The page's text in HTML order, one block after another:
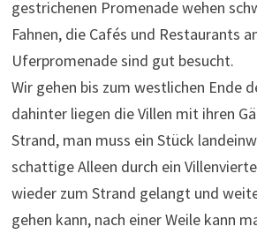
gestrichenen Promenade wehen
Fahnen, die Cafés und Restaurants
Uferpromenade sind gut besucht.
Wir gehen bis zum westlichen Ende
dahinter liegen die Villen mit ihren
Strand, man muss ein Stück
schattige Alleen durch ein
wieder zum Strand gelangt und
gehen kann, nach einer Weile kann